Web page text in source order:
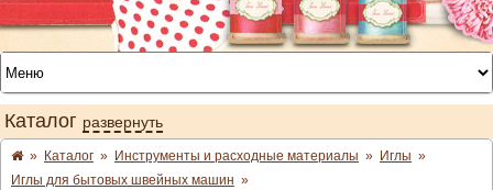
Каталог развернуть
» Каталог » Инструменты и расходные материалы » Иглы »
Иглы для бытовых швейных машин »